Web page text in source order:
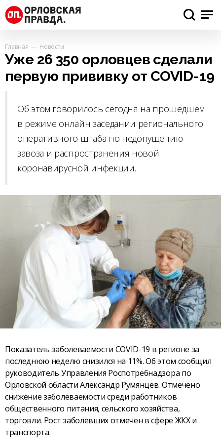
Главная Новости
Уже 26 350 орловцев сделали
первую прививку от COVID-19
Об этом говорилось сегодня на прошедшем
в режиме онлайн заседании регионального
оперативного штаба по недопущению
завоза и распространения новой
коронавирусной инфекции.
Показатель заболеваемости COVID-19 в регионе за
последнюю неделю снизился на 11%. Об этом сообщил
руководитель Управления Роспотребнадзора по
Орловской области Александр Румянцев. Отмечено
снижение заболеваемости среди работников
общественного питания, сельского хозяйства,
торговли. Рост заболевших отмечен в сфере ЖКХ и
транспорта.